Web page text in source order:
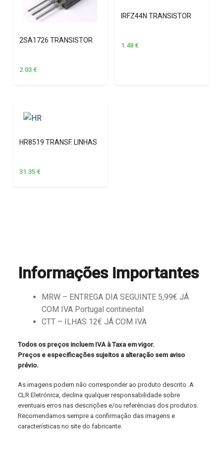
2SA1726 TRANSISTOR
2.03 €
IRFZ44N TRANSISTOR
1.48 €
HR8519 TRANSF. LINHAS
31.35 €
Informações importantes
MRW – ENTREGA DIA SEGUINTE 5,99€ JÁ
COM IVA Portugal continental
CTT – ILHAS 12€ JÁ COM IVA
Todos os preços incluem IVA à Taxa em vigor.
Preços e especificações sujeitos a alteração sem aviso
prévio.
As imagens podem não corresponder ao produto descrito. A
CLR Eletrónica, declina qualquer responsabilidade sobre
eventuais erros nas descrições e/ou referências dos produtos.
Recomendamos sempre a confirmação das imagens e
características no site do fabricante.